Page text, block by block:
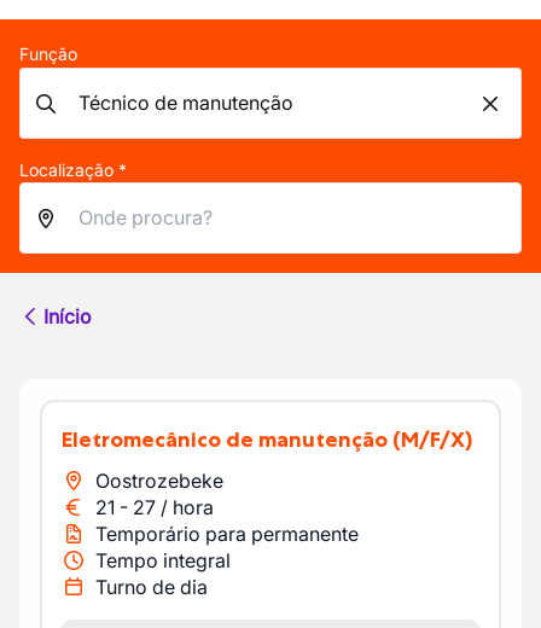
Função
Localização *
Início
Eletromecânico de manutenção (M/F/X)
Oostrozebeke
21 - 27 / hora
Temporário para permanente
Tempo integral
Turno de dia